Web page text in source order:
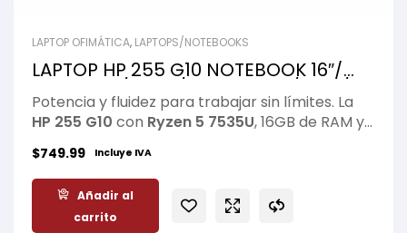
LAPTOP OFIMÁTICA, LAPTOPS/NOTEBOOKS
LAPTOP HP 255 G10 NOTEBOOK 16″/
WIN11
Potencia y fluidez para trabajar sin límites. La
HP 255 G10 con Ryzen 5 7535U, 16GB de RAM y
eficiente para multitarea, estudio y
productividad diaria. Su pantalla FHD de 16”
brinda mayor comodidad visual y espacio de
trabajo en un diseño práctico y confiable con la
$749.99 Incluye IVA
Añadir al
carrito